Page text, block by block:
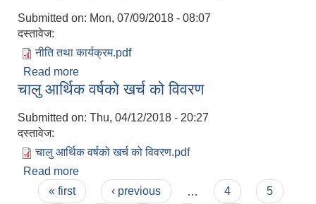
Submitted on: Mon, 07/09/2018 - 08:07
दस्तावेज:
नीति तथा कार्यक्रम.pdf
Read more
चालु आर्थिक वर्षको खर्च को विवरण
Submitted on: Thu, 04/12/2018 - 20:27
दस्तावेज:
चालु आर्थिक वर्षको खर्च को विवरण.pdf
Read more
Pages
« first ‹ previous 4
5